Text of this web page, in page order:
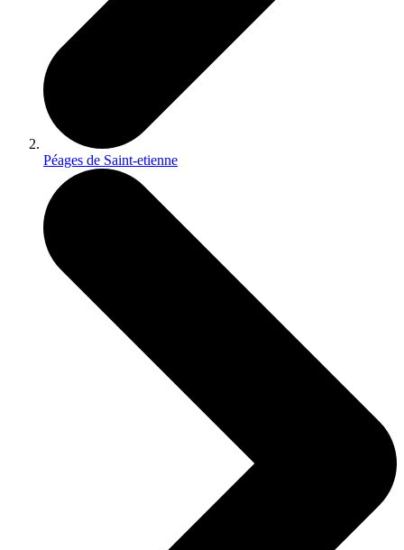
Péages de Saint-etienne